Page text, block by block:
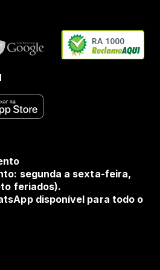
RA 1000
segunda a sexta-feira,
feriados).
disponível para todo o